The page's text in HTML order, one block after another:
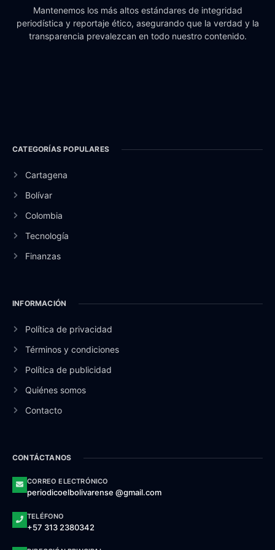
Mantenemos los más altos estándares de integridad
periodística y reportaje ético, asegurando que la verdad y la
transparencia prevalezcan en todo nuestro contenido.
CATEGORÍAS POPULARES
Cartagena
Bolívar
Colombia
Tecnología
Finanzas
INFORMACIÓN
Política de privacidad
Términos y condiciones
Política de publicidad
Quiénes somos
Contacto
CONTÁCTANOS
CORREO ELECTRÓNICO
periodicoelbolivarense @gmail.com
TELÉFONO
+57 313 2380342